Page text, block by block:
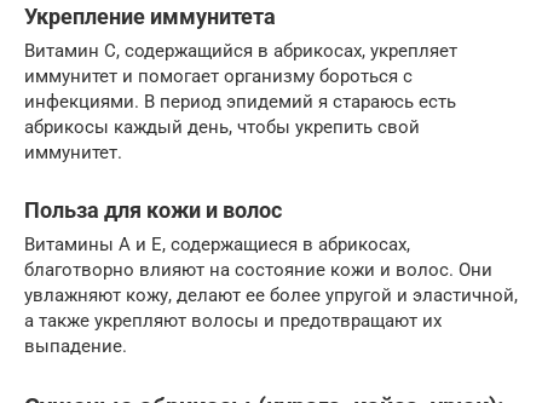
Укрепление иммунитета
Витамин С, содержащийся в абрикосах, укрепляет
иммунитет и помогает организму бороться с
инфекциями. В период эпидемий я стараюсь есть
абрикосы каждый день, чтобы укрепить свой
иммунитет.
Польза для кожи и волос
Витамины А и Е, содержащиеся в абрикосах,
благотворно влияют на состояние кожи и волос. Они
увлажняют кожу, делают ее более упругой и эластичной,
а также укрепляют волосы и предотвращают их
выпадение.